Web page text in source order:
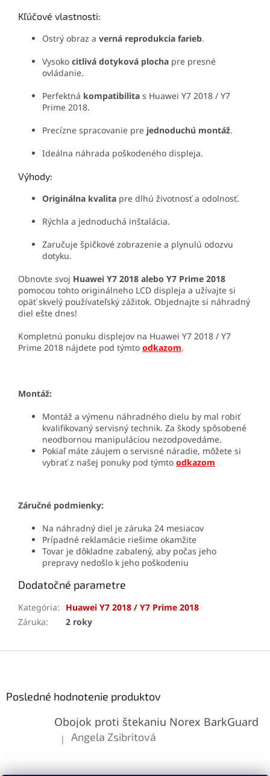
Kľúčové vlastnosti:
Ostrý obraz a verná reprodukcia farieb.
Vysoko citlivá dotyková plocha pre presné
ovládanie.
Perfektná kompatibilita s Huawei Y7 2018 / Y7
Prime 2018.
Precízne spracovanie pre jednoduchú montáž.
Ideálna náhrada poškodeného displeja.
Výhody:
Originálna kvalita pre dlhú životnosť a odolnosť.
Rýchla a jednoduchá inštalácia.
Zaručuje špičkové zobrazenie a plynulú odozvu
dotyku.
Obnovte svoj Huawei Y7 2018 alebo Y7 Prime 2018
pomocou tohto originálneho LCD displeja a užívajte si
opäť skvelý používateľský zážitok. Objednajte si náhradný
diel ešte dnes!
Kompletnú ponuku displejov na Huawei Y7 2018 / Y7
Prime 2018 nájdete pod týmto odkazom.
Montáž:
Montáž a výmenu náhradného dielu by mal robiť
kvalifikovaný servisný technik. Za škody spôsobené
neodbornou manipuláciou nezodpovedáme.
Pokiaľ máte záujem o servisné náradie, môžete si
vybrať z našej ponuky pod týmto odkazom
Záručné podmienky:
Na náhradný diel je záruka 24 mesiacov
Prípadné reklamácie riešime okamžite
Tovar je dôkladne zabalený, aby počas jeho
prepravy nedošlo k jeho poškodeniu
Dodatočné parametre
Kategória:
Huawei Y7 2018 / Y7 Prime 2018
Záruka: 2 roky
Posledné hodnotenie produktov
Obojok proti štekaniu Norex BarkGuard
Hodnotenie produktu je 5 z 5 hviezdičiek.
| Angela Zsibritová